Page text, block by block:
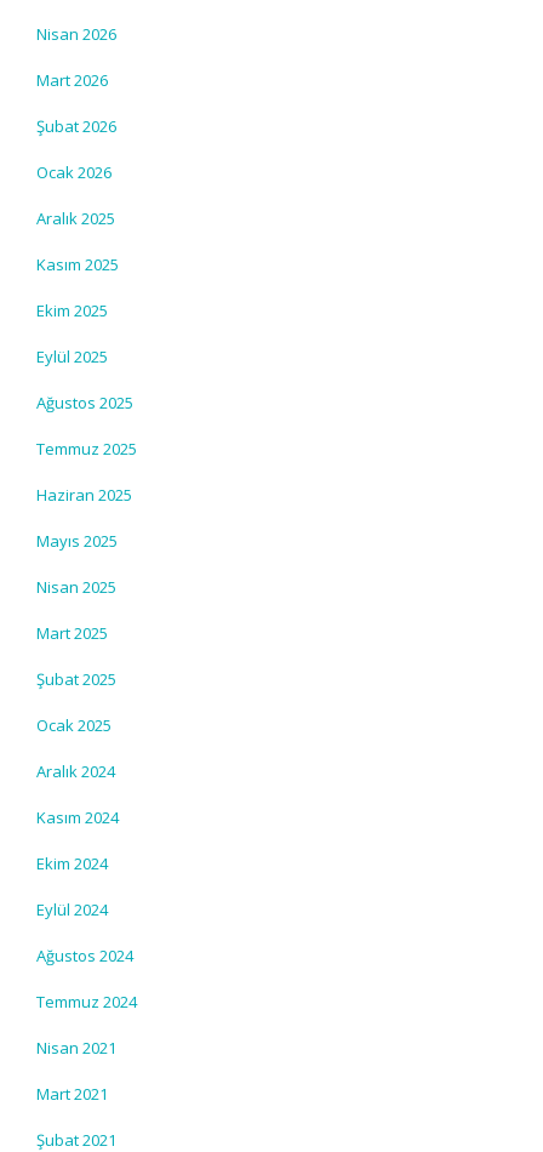
Nisan 2026
Mart 2026
Şubat 2026
Ocak 2026
Aralık 2025
Kasım 2025
Ekim 2025
Eylül 2025
Ağustos 2025
Temmuz 2025
Haziran 2025
Mayıs 2025
Nisan 2025
Mart 2025
Şubat 2025
Ocak 2025
Aralık 2024
Kasım 2024
Ekim 2024
Eylül 2024
Ağustos 2024
Temmuz 2024
Nisan 2021
Mart 2021
Şubat 2021